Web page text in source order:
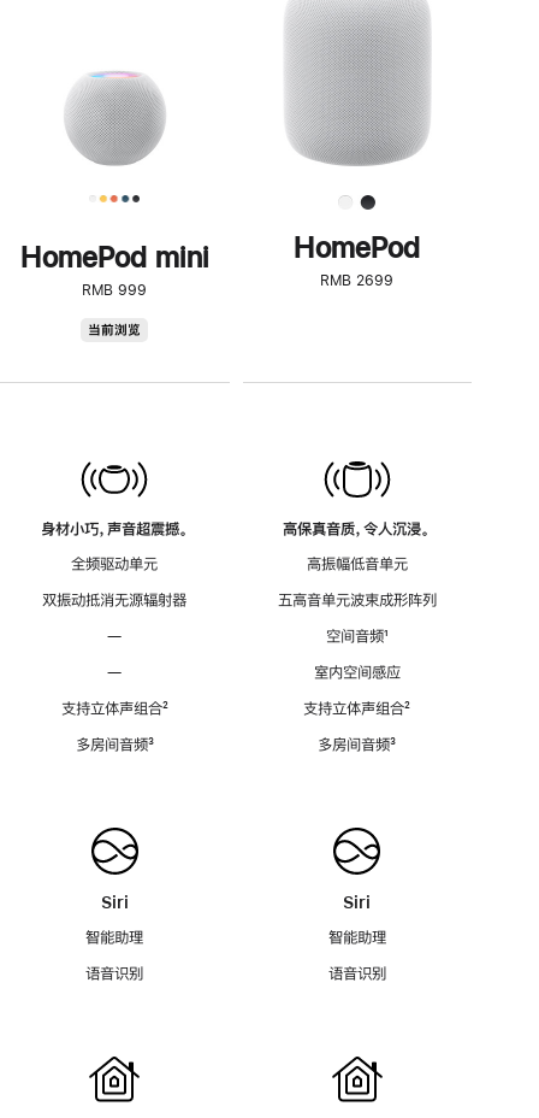
HomePod mini
RMB 999
当前浏览
身材小巧，声音超震撼。
全频驱动单元
双振动抵消无源辐射器
—
—
支持立体声组合脚
²
多房间音频脚
³
Siri
智能助理
语音识别
了
解
HomePod<
HomePod
RMB 2699
高保真音质，令人沉浸。
高振幅低音单元
五高音单元波束成形阵列
空间音频脚
¹
室内空间感应
支持立体声组合脚
²
多房间音频脚
³
Siri
智能助理
语音识别